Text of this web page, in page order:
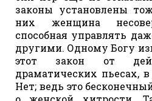
законы установлены
них женщина
способная управлять
другими. Одному Богу
этот закон от
драматических пьесах,
Нет; ведь это